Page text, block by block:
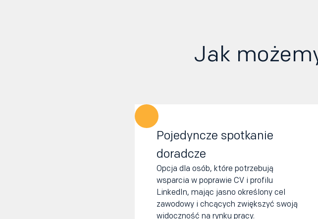
Jak
Pojedyncze spotkanie
doradcze
Opcja dla osób, które potrzebują
wsparcia w poprawie CV i profilu
LinkedIn, mając jasno określony cel
zawodowy i chcących zwiększyć swoją
widoczność na rynku pracy.